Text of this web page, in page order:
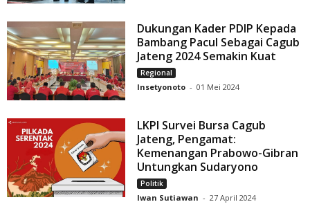
Dukungan Kader PDIP Kepada
Bambang Pacul Sebagai Cagub
Jateng 2024 Semakin Kuat
Regional
Insetyonoto - 01 Mei 2024
LKPI Survei Bursa Cagub
Jateng, Pengamat:
Kemenangan Prabowo-Gibran
Untungkan Sudaryono
Politik
Iwan Sutiawan - 27 April 2024